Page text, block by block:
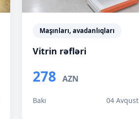
Maşınları, avadanlıqları
Vitrin rəfləri
278 AZN
Bakı 04 Avqust